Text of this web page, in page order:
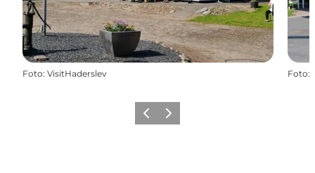
Foto: VisitHaderslev Foto:
ZurückWeiter